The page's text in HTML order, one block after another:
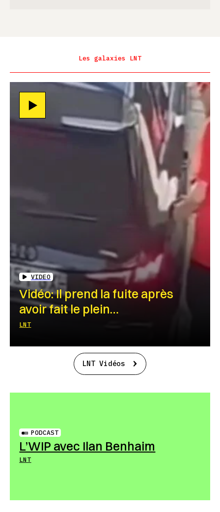
Les galaxies LNT
VIDEO
Vidéo: Il prend la fuite après
avoir fait le plein…
LNT
LNT Vidéos
PODCAST
L’WIP avec Ilan Benhaim
LNT